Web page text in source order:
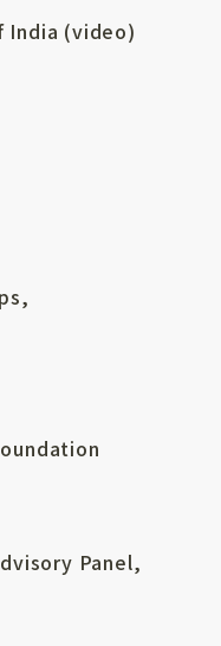
India (video)
Panel,